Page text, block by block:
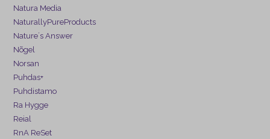
Natura Media
NaturallyPureProducts
Nature´s Answer
Nõgel
Norsan
Puhdas+
Puhdistamo
Ra Hygge
Reial
RnA ReSet